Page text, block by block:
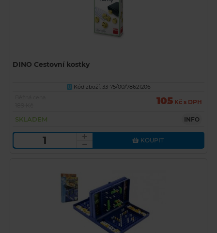
DINO Cestovní kostky
U Kód zboží: 33-75/00/78621206
105 Kč s DPH
SKLADEM INFO
KOUPIT